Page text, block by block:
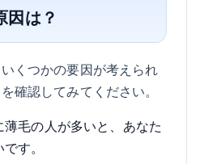
因は？
くつかの要因が考えられ
確認してみてください。
毛の人が多いと、あなた
す。